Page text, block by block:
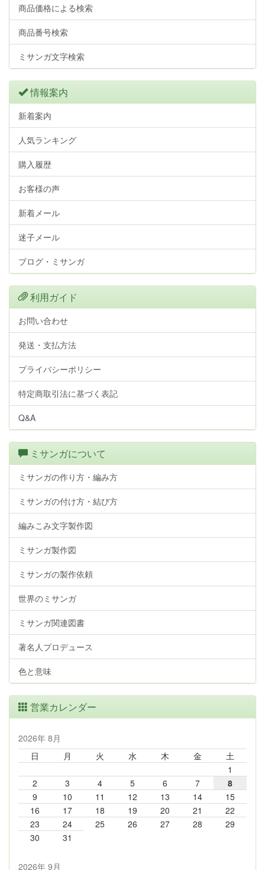
商品価格による検索
商品番号検索
ミサンガ文字検索
情報案内
新着案内
人気ランキング
購入履歴
お客様の声
新着メール
迷子メール
ブログ・ミサンガ
利用ガイド
お問い合わせ
発送・支払方法
プライバシーポリシー
特定商取引法に基づく表記
Q&A
ミサンガについて
ミサンガの作り方・編み方
ミサンガの付け方・結び方
編みこみ文字製作図
ミサンガ製作図
ミサンガの製作依頼
世界のミサンガ
ミサンガ関連図書
著名人プロデュース
色と意味
営業カレンダー
2026年 8月
日
月 火 水 木 金
土
1
2
3 4 5 6 7
8
9
10 11 12 13 14
15
16
17 18 19 20 21
22
23
24 25 26 27 28
29
30
31
2026年 9月